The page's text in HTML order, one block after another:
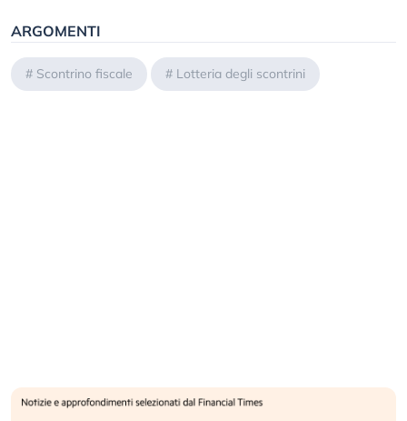
ARGOMENTI
# Scontrino fiscale # Lotteria degli scontrini